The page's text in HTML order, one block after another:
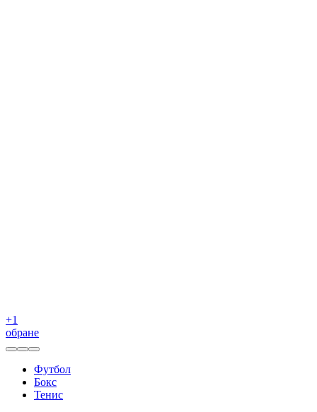
+1
обране
Футбол
Бокс
Тенис